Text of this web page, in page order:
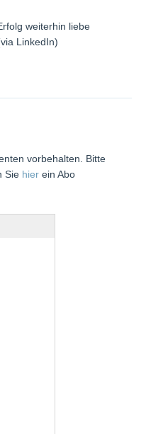
weiterhin liebe
LinkedIn)
vorbehalten. Bitte
Sie hier ein Abo